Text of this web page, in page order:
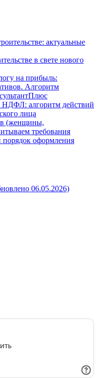
актуальные
в свете нового
на прибыль:
Алгоритм
НДФЛ: алгоритм действий
лица
(женщины,
требования
порядок оформления
06.05.2026)